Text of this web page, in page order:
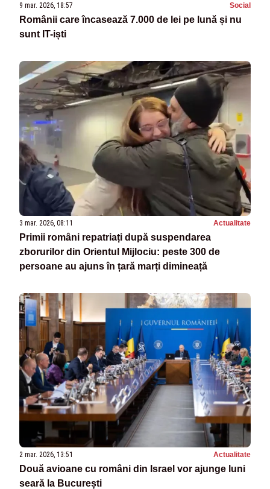
9 mar. 2026, 18:57 Social
Românii care încasează 7.000 de lei pe lună și nu
sunt IT-iști
3 mar. 2026, 08:11 Actualitate
Primii români repatriați după suspendarea
zborurilor din Orientul Mijlociu: peste 300 de
persoane au ajuns în țară marți dimineață
2 mar. 2026, 13:51 Actualitate
Două avioane cu români din Israel vor ajunge luni
seară la București